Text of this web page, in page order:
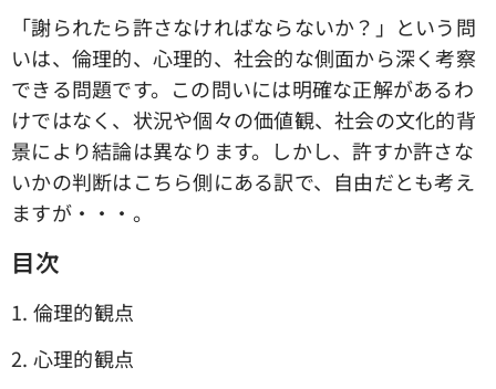
「謝られたら許さなければならないか？」という問
いは、倫理的、心理的、社会的な側面から深く考察
できる問題です。この問いには明確な正解があるわ
けではなく、状況や個々の価値観、社会の文化的背
景により結論は異なります。しかし、許すか許さな
いかの判断はこちら側にある訳で、自由だとも考え
ますが・・・。
目次
1. 倫理的観点
2. 心理的観点